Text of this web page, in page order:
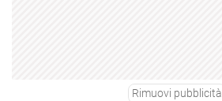
Rimuovi pubblicità